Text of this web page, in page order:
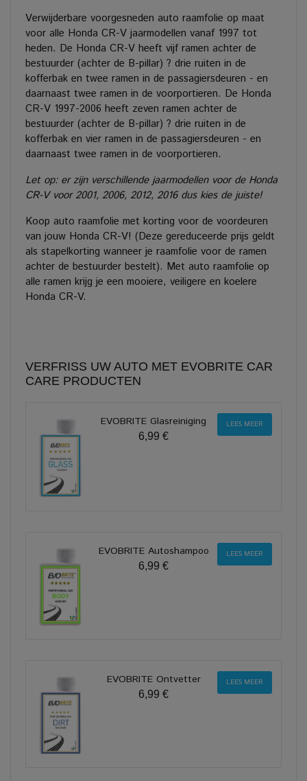
Verwijderbare voorgesneden auto raamfolie op maat
voor alle Honda CR-V jaarmodellen vanaf 1997 tot
heden. De Honda CR-V heeft vijf ramen achter de
bestuurder (achter de B-pillar) ? drie ruiten in de
kofferbak en twee ramen in de passagiersdeuren - en
daarnaast twee ramen in de voorportieren. De Honda
CR-V 1997-2006 heeft zeven ramen achter de
bestuurder (achter de B-pillar) ? drie ruiten in de
kofferbak en vier ramen in de passagiersdeuren - en
daarnaast twee ramen in de voorportieren.
Let op: er zijn verschillende jaarmodellen voor de Honda
CR-V voor 2001, 2006, 2012, 2016 dus kies de juiste!
Koop auto raamfolie met korting voor de voordeuren
van jouw Honda CR-V! (Deze gereduceerde prijs geldt
als stapelkorting wanneer je raamfolie voor de ramen
achter de bestuurder bestelt). Met auto raamfolie op
alle ramen krijg je een mooiere, veiligere en koelere
Honda CR-V.
VERFRISS UW AUTO MET EVOBRITE CAR
CARE PRODUCTEN
EVOBRITE Glasreiniging
6,99 €
LEES MEER
EVOBRITE Autoshampoo
6,99 €
LEES MEER
EVOBRITE Ontvetter
6,99 €
LEES MEER